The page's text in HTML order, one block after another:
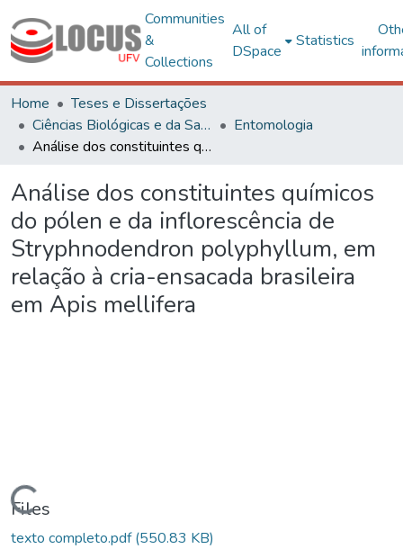
Communities
&
Collections
All of
DSpace
Statistics
Home
Teses e Dissertações
Ciências Biológicas e da Saúde
Entomologia
Análise dos constituintes químicos do pólen e da inflorescência de Stryphnodendron polyphyllum, em relação à cria-ensacada brasileira em Apis mellifera
Análise dos constituintes químicos
do pólen e da inflorescência de
Stryphnodendron polyphyllum, em
relação à cria-ensacada brasileira
em Apis mellifera
Files
texto completo.pdf(550.83 KB)